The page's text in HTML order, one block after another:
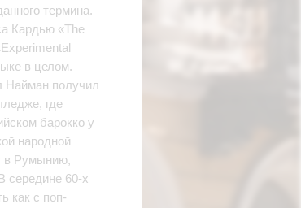
термина.
Кардью «The
в целом.
Найман получил
где
барокко у
народной
в Румынию,
середине 60-х
как с поп-